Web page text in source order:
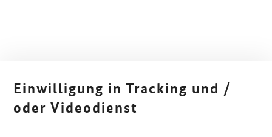
Einwilligung in Tracking und /
oder Videodienst